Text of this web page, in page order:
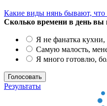
Какие виды нянь бывают, что
Сколько времени в день вы
Я не фанатка кухни,
Самую малость,
Я много готовлю,
Результаты